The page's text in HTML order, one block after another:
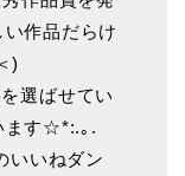
作品だらけ
)
選ばせてい
ます☆*:.｡.
いねダン